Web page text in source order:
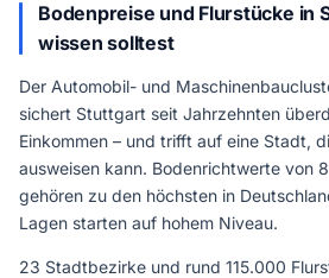
Bodenpreise und Flurstücke in
wissen solltest
Der Automobil- und
sichert Stuttgart seit Jahrzehnten
Einkommen – und trifft auf eine Stadt,
ausweisen kann. Bodenrichtwerte von
gehören zu den höchsten in
Lagen starten auf hohem Niveau.
23 Stadtbezirke und rund 115.000